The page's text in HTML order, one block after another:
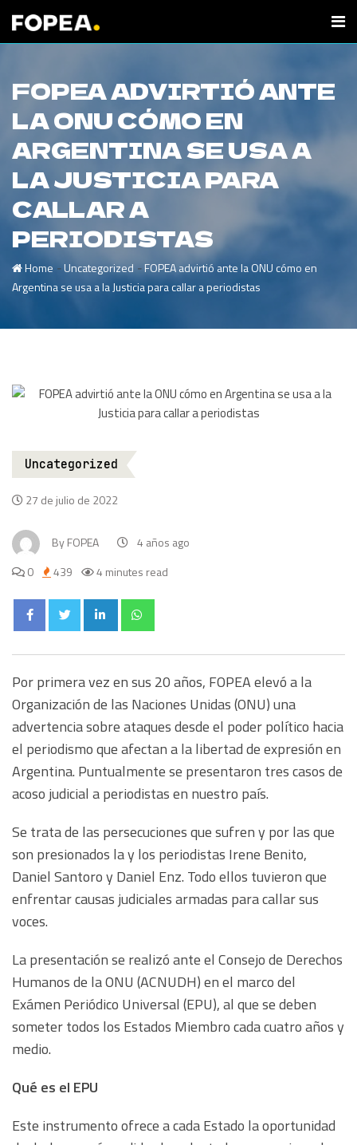
FOPEA ADVIRTIÓ ANTE
LA ONU CÓMO EN
ARGENTINA SE USA A
LA JUSTICIA PARA
CALLAR A
PERIODISTAS
Home -Uncategorized-FOPEA advirtió ante la ONU cómo en
Argentina se usa a la Justicia para callar a periodistas
Uncategorized
27 de julio de 2022
ByFOPEA
4 años ago
0
439 4 minutes read
Por primera vez en sus 20 años, FOPEA elevó a la
Organización de las Naciones Unidas (ONU) una
advertencia sobre ataques desde el poder político hacia
el periodismo que afectan a la libertad de expresión en
Argentina. Puntualmente se presentaron tres casos de
acoso judicial a periodistas en nuestro país.
Se trata de las persecuciones que sufren y por las que
son presionados la y los periodistas Irene Benito,
Daniel Santoro y Daniel Enz. Todo ellos tuvieron que
enfrentar causas judiciales armadas para callar sus
voces.
La presentación se realizó ante el Consejo de Derechos
Humanos de la ONU (ACNUDH) en el marco del
Exámen Periódico Universal (EPU), al que se deben
someter todos los Estados Miembro cada cuatro años y
medio.
Qué es el EPU
Este instrumento ofrece a cada Estado la oportunidad